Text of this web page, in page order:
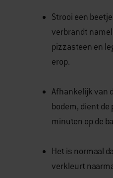
Strooi een
verbrandt
pizzasteen en
erop.
Afhankelijk van
bodem, dient de
minuten op de
Het is normaal
verkleurt